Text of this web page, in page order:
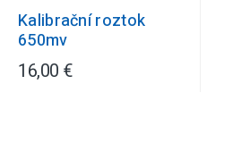
Kalibrační roztok
650mv
16,00 €